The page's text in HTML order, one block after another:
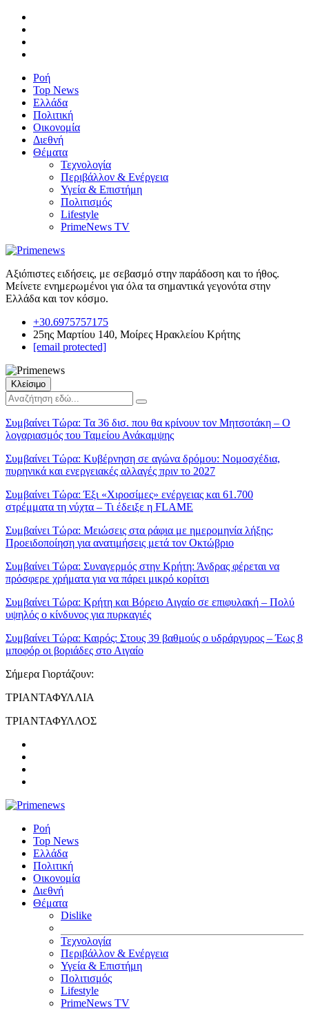
Ροή
Top News
Ελλάδα
Πολιτική
Οικονομία
Διεθνή
Θέματα
Τεχνολογία
Περιβάλλον & Ενέργεια
Υγεία & Επιστήμη
Πολιτισμός
Lifestyle
PrimeNews TV
Αξιόπιστες ειδήσεις, με σεβασμό στην παράδοση και το ήθος.
Μείνετε ενημερωμένοι για όλα τα σημαντικά γεγονότα στην
Ελλάδα και τον κόσμο.
+30.6975757175
25ης Μαρτίου 140, Μοίρες Ηρακλείου Κρήτης
[email protected]
Κλείσιμο
Συμβαίνει Τώρα: Τα 36 δισ. που θα κρίνουν τον Μητσοτάκη – Ο
λογαριασμός του Ταμείου Ανάκαμψης
Συμβαίνει Τώρα: Κυβέρνηση σε αγώνα δρόμου: Νομοσχέδια,
πυρηνικά και ενεργειακές αλλαγές πριν το 2027
Συμβαίνει Τώρα: Έξι «Χιροσίμες» ενέργειας και 61.700
στρέμματα τη νύχτα – Τι έδειξε η FLAME
Συμβαίνει Τώρα: Μειώσεις στα ράφια με ημερομηνία λήξης;
Προειδοποίηση για ανατιμήσεις μετά τον Οκτώβριο
Συμβαίνει Τώρα: Συναγερμός στην Κρήτη: Άνδρας φέρεται να
πρόσφερε χρήματα για να πάρει μικρό κορίτσι
Συμβαίνει Τώρα: Κρήτη και Βόρειο Αιγαίο σε επιφυλακή – Πολύ
υψηλός ο κίνδυνος για πυρκαγιές
Συμβαίνει Τώρα: Καιρός: Στους 39 βαθμούς ο υδράργυρος – Έως 8
μποφόρ οι βοριάδες στο Αιγαίο
Σήμερα Γιορτάζουν:
ΤΡΙΑΝΤΑΦΥΛΛΙΑ
ΤΡΙΑΝΤΑΦΥΛΛΟΣ
Ροή
Top News
Ελλάδα
Πολιτική
Οικονομία
Διεθνή
Θέματα
Dislike
Τεχνολογία
Περιβάλλον & Ενέργεια
Υγεία & Επιστήμη
Πολιτισμός
Lifestyle
PrimeNews TV